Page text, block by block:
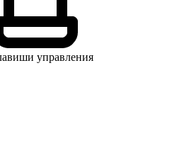
управления